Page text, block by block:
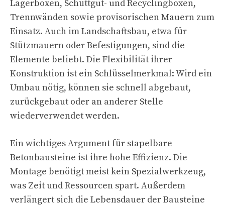
Lagerboxen, Schüttgut- und Recyclingboxen,
Trennwänden sowie provisorischen Mauern zum
Einsatz. Auch im Landschaftsbau, etwa für
Stützmauern oder Befestigungen, sind die
Elemente beliebt. Die Flexibilität ihrer
Konstruktion ist ein Schlüsselmerkmal: Wird ein
Umbau nötig, können sie schnell abgebaut,
zurückgebaut oder an anderer Stelle
wiederverwendet werden.
Ein wichtiges Argument für stapelbare
Betonbausteine ist ihre hohe Effizienz. Die
Montage benötigt meist kein Spezialwerkzeug,
was Zeit und Ressourcen spart. Außerdem
verlängert sich die Lebensdauer der Bausteine